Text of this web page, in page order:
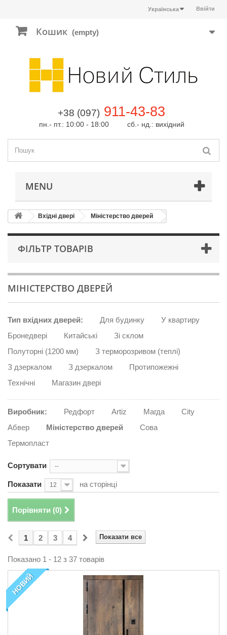
Ввійти
Українська
Кошик (empty)
+38 (097) 911-43-83
пн.- пт.: 10:00 - 18:00 сб.- нд.: вихідний
MENU
Вхідні двері Міністерство дверей
ФІЛЬТР ТОВАРІВ
МІНІСТЕРСТВО ДВЕРЕЙ
Тип вхідних дверей: Для будинку
У квартиру
Бронедвері
Китайські
Зі склом
Полуторні (1200 мм)
З терморозривом (теплі)
З дзеркалом
З дзеркалом
Протипожежні
Технічні
Магазин двері
Виробник: Редфорт Artiz Магда
City
Абвер
Міністерство дверей
Сова
Термопласт
Сортувати --
Показати 12 на сторінці
Порівняти (0)
Показати все
1 2 3 4
Показано 1 - 12 з 37 товарів
НОВИЙ